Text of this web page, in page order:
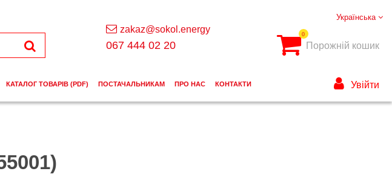
Українська
zakaz@sokol.energy
067 444 02 20
0
Порожній кошик
КАТАЛОГ ТОВАРІВ (PDF) ПОСТАЧАЛЬНИКАМ ПРО НАС КОНТАКТИ Увійти